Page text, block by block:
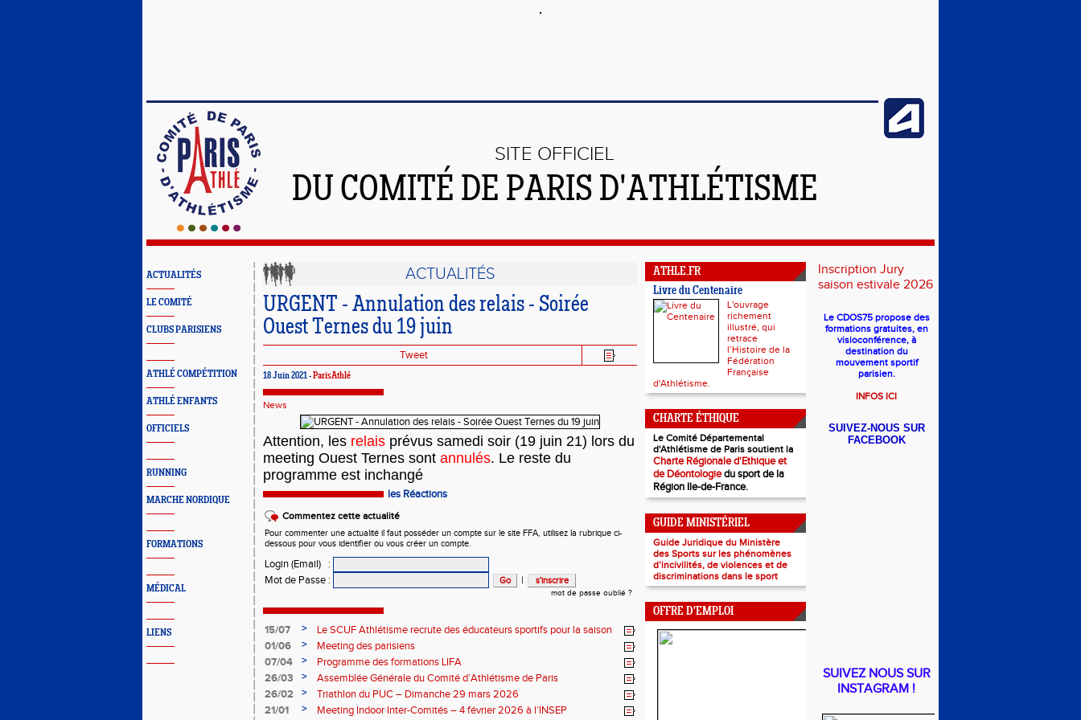
SITE OFFICIEL
DU COMITÉ DE PARIS D'ATHLÉTISME
ACTUALITÉS
LE COMITÉ
CLUBS PARISIENS
ATHLÉ COMPÉTITION
ATHLÉ ENFANTS
OFFICIELS
RUNNING
MARCHE NORDIQUE
FORMATIONS
MÉDICAL
LIENS
ACTUALITÉS
URGENT - Annulation des relais - Soirée
Ouest Ternes du 19 juin
Tweet
18 Juin 2021 -ParisAthlé
News
Attention, les relais prévus samedi soir (19 juin 21) lors du
meeting Ouest Ternes sont annulés. Le reste du
programme est inchangé
les Réactions
Commentez cette actualité
Pour commenter une actualité il faut posséder un compte sur le site FFA, utilisez la rubrique ci-
dessous pour vous identifier ou vous créer un compte.
Login (Email)
:
Mot de Passe : |
mot de passe oublié ?
15/07 >
Le SCUF Athlétisme recrute des éducateurs sportifs pour la saison
2026-2027 !
01/06 >
Meeting des parisiens
07/04
>
Programme des formations LIFA
26/03
>
Assemblée Générale du Comité d’Athlétisme de Paris
26/02
>
Triathlon du PUC – Dimanche 29 mars 2026
21/01
>
Meeting Indoor Inter-Comités – 4 février 2026 à l’INSEP
ATHLE.FR
Livre du Centenaire
L'ouvrage
richement
illustré, qui
retrace
l’Histoire de la
Fédération
Française
d'Athlétisme.
CHARTE ÉTHIQUE
Le Comité Départemental
d'Athlétisme de Paris soutient la
Charte Régionale d'Ethique et
de Déontologiedu sport de la
Région Ile-de-France.
GUIDE MINISTÉRIEL
Guide Juridique du Ministère
des Sports sur les phénomènes
d’incivilités, de violences et de
discriminations dans le sport
OFFRE D'EMPLOI
Inscription Jury
saison estivale 2026
Le CDOS75 propose des
formations gratuites, en
visioconférence, à
destination du
mouvement sportif
parisien.
INFOS ICI
SUIVEZ-NOUS SUR
FACEBOOK
SUIVEZ NOUS SUR
INSTAGRAM !